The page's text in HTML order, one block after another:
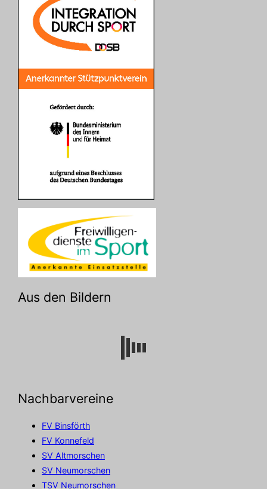
Aus den Bildern
Nachbarvereine
FV Binsförth
FV Konnefeld
SV Altmorschen
SV Neumorschen
TSV Neumorschen